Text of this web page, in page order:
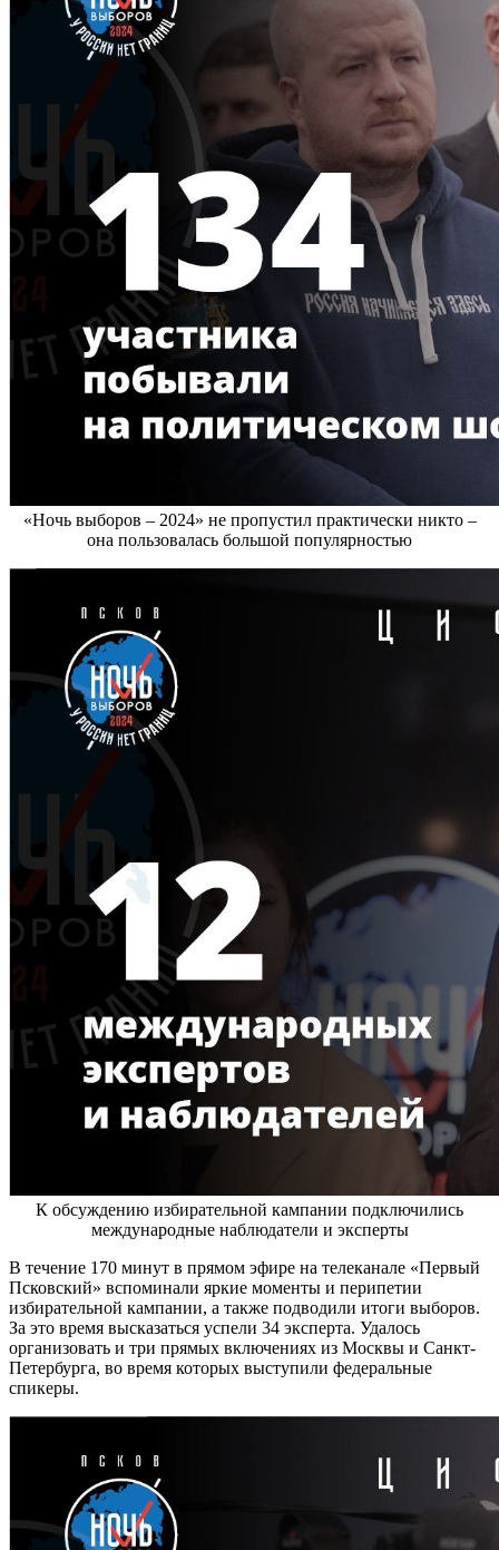
«Ночь выборов – 2024» не пропустил практически никто –
она пользовалась большой популярностью
К обсуждению избирательной кампании подключились
международные наблюдатели и эксперты
В течение 170 минут в прямом эфире на телеканале «Первый
Псковский» вспоминали яркие моменты и перипетии
избирательной кампании, а также подводили итоги выборов.
За это время высказаться успели 34 эксперта. Удалось
организовать и три прямых включениях из Москвы и Санкт-
Петербурга, во время которых выступили федеральные
спикеры.